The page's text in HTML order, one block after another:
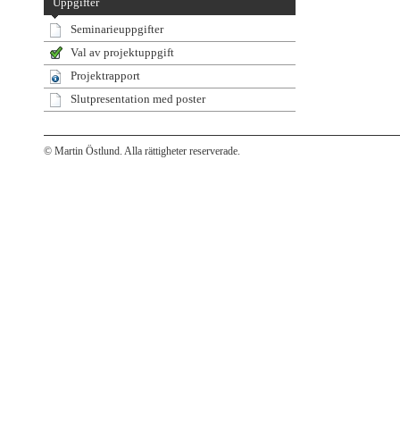
Uppgifter
Seminarieuppgifter
Val av projektuppgift
Projektrapport
Slutpresentation med poster
© Martin Östlund. Alla rättigheter reserverade.